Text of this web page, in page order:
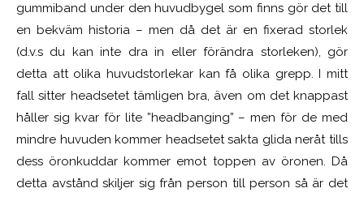
gummiband under den huvudbygel som finns gör det till
en bekväm historia – men då det är en fixerad storlek
(d.v.s du kan inte dra in eller förändra storleken), gör
detta att olika huvudstorlekar kan få olika grepp. I mitt
fall sitter headsetet tämligen bra, även om det knappast
håller sig kvar för lite ”headbanging” – men för de med
mindre huvuden kommer headsetet sakta glida neråt tills
dess öronkuddar kommer emot toppen av öronen. Då
detta avstånd skiljer sig från person till person så är det